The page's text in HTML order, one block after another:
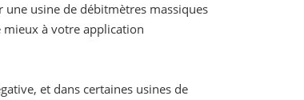
usine de débitmètres massiques
à votre application
et dans certaines usines de